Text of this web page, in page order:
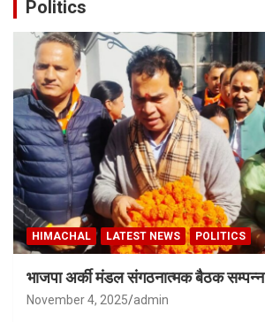
Politics
HIMACHAL LATEST NEWS POLITICS
भाजपा अर्की मंडल संगठनात्मक बैठक सम्पन्न
November 4, 2025 admin